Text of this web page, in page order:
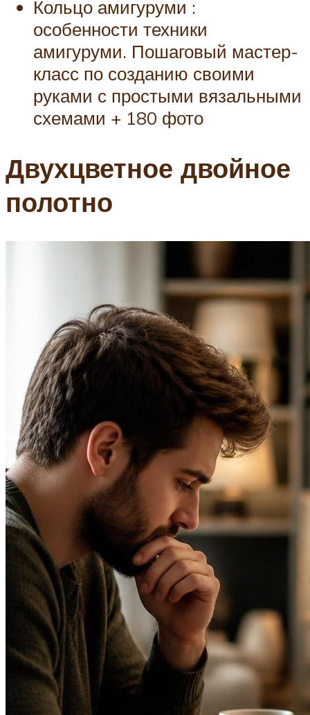
Кольцо амигуруми :
особенности техники
амигуруми. Пошаговый мастер-
класс по созданию своими
руками с простыми вязальными
схемами + 180 фото
Двухцветное двойное
полотно